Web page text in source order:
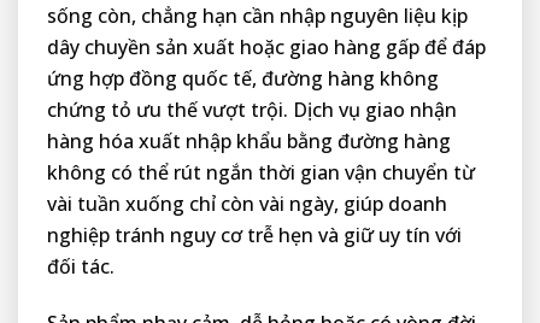
sống còn, chẳng hạn cần nhập nguyên liệu kịp
dây chuyền sản xuất hoặc giao hàng gấp để đáp
ứng hợp đồng quốc tế, đường hàng không
chứng tỏ ưu thế vượt trội. Dịch vụ giao nhận
hàng hóa xuất nhập khẩu bằng đường hàng
không có thể rút ngắn thời gian vận chuyển từ
vài tuần xuống chỉ còn vài ngày, giúp doanh
nghiệp tránh nguy cơ trễ hẹn và giữ uy tín với
đối tác.